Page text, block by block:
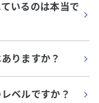
いるのは本当で
りますか？
ベルですか？